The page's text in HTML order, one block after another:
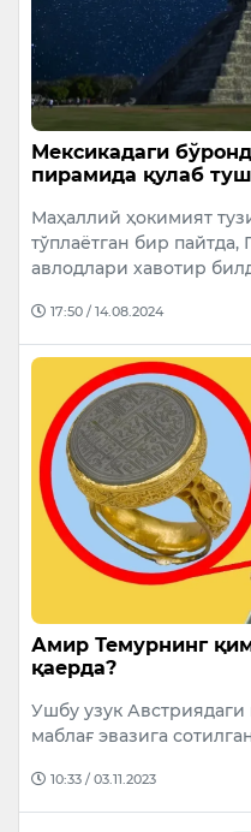
Мексикадаги
пирамида қулаб
Маҳаллий ҳокимият
тўплаётган бир
авлодлари хавотир
17:50 / 14.08.2024
Амир Темурнинг
қаерда?
Ушбу узук Австриядаги
маблағ эвазига
10:33 / 03.11.2023